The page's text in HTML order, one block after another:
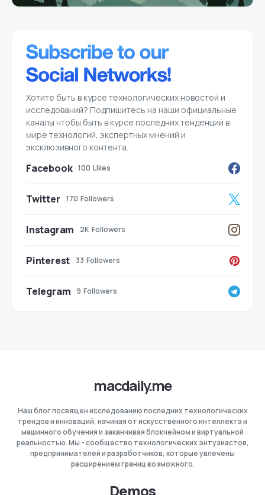
Хотите быть в курсе технологических новостей и
исследований? Подпишитесь на наши официальные
каналы чтобы быть в курсе последних тенденций в
мире технологий, экспертных мнений и
эксклюзивного контента.
Facebook 100 Likes
Twitter 170 Followers
Instagram 2K Followers
Pinterest 33 Followers
Telegram 9 Followers
macdaily.me
Наш блог посвящен исследованию последних технологических
трендов и инноваций, начиная от искусственного интеллекта и
машинного обучения и заканчивая блокчейном и виртуальной
реальностью. Мы - сообщество технологических энтузиастов,
предпринимателей и разработчиков, которые увлечены
расширением границ возможного.
Demos